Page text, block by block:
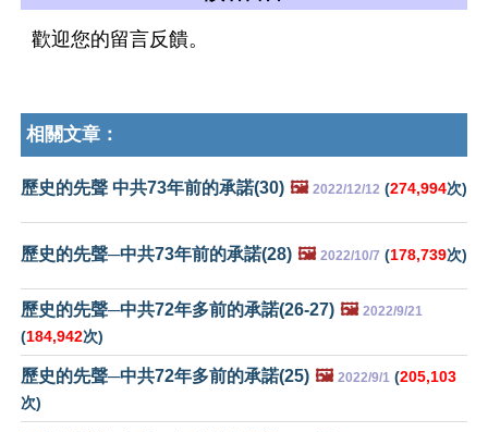
歡迎您的留言反饋。
相關文章：
歷史的先聲 中共73年前的承諾(30) 🖼️ 2022/12/12 (274,994次)
歷史的先聲─中共73年前的承諾(28) 🖼️ 2022/10/7 (178,739次)
歷史的先聲─中共72年多前的承諾(26-27) 🖼️ 2022/9/21
(184,942次)
歷史的先聲─中共72年多前的承諾(25) 🖼️ 2022/9/1 (205,103
次)